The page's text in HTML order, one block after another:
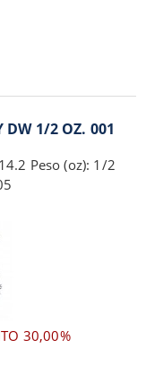
DW 1/2 OZ. 001
Peso (oz): 1/2
30,00%